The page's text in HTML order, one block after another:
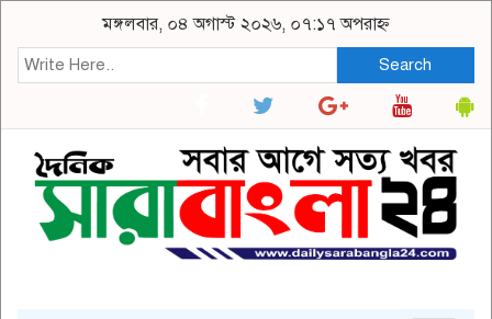
মঙ্গলবার, ০৪ অগাস্ট ২০২৬, ০৭:১৭ অপরাহ্ন
Search